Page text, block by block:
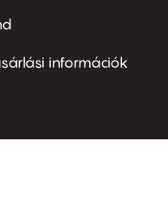
információk